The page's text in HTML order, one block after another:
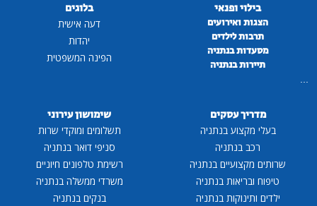
בילוי ופנאי
הצגות ואירועים
תרבות לילדים
מסעדות בנתניה
תיירות בנתניה
...
בלוגים
דעה אישית
יהדות
הפינה המשפטית
מדריך עסקים
בעלי מקצוע בנתניה
רכב בנתניה
שרותים מקצועיים בנתניה
טיפוח ובריאות בנתניה
ילדים ותינוקות בנתניה
שימושון עירוני
תשלומים ומוקדי שרות
סניפי דואר בנתניה
רשימת טלפונים חיוניים
משרדי ממשלה בנתניה
בנקים בנתניה